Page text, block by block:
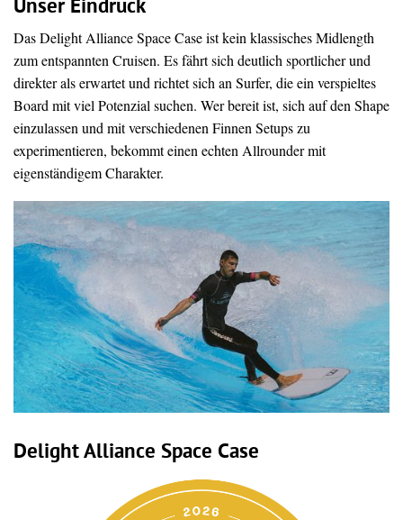
Unser Eindruck
Das Delight Alliance Space Case ist kein klassisches Midlength
zum entspannten Cruisen. Es fährt sich deutlich sportlicher und
direkter als erwartet und richtet sich an Surfer, die ein verspieltes
Board mit viel Potenzial suchen. Wer bereit ist, sich auf den Shape
einzulassen und mit verschiedenen Finnen Setups zu
experimentieren, bekommt einen echten Allrounder mit
eigenständigem Charakter.
Delight Alliance Space Case